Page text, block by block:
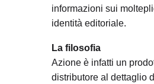
informazioni sui
identità editoriale.
La filosofia
Azione è infatti un
distributore al dettaglio